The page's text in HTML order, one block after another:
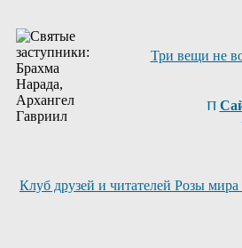
Три вещи не
Клуб друзей и читателей Розы мира